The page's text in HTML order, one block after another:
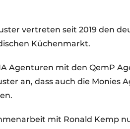
vertreten seit 2019 den
Küchenmarkt.
Agenturen mit den QemP
an, dass auch die Monies
mit Ronald Kemp